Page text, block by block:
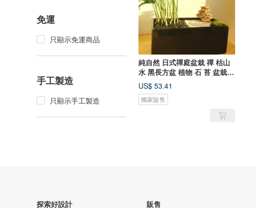
免運
只顯示免運商品
手工製造
只顯示手工製造
純自然 日式禪庭盆栽 禪 枯山
水 黑長方盆 植物 石 苔 盆栽
送禮 zen
US$ 53.41
獨家販售
探索好設計 販售